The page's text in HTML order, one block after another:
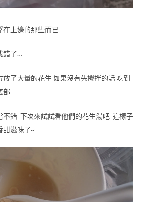
在上邊的那些而已
錯了…
放了大量的花生 如果沒有先攪拌的話 吃到
部
不錯 下次來試試看他們的花生湯吧 這樣子
甜滋味了~